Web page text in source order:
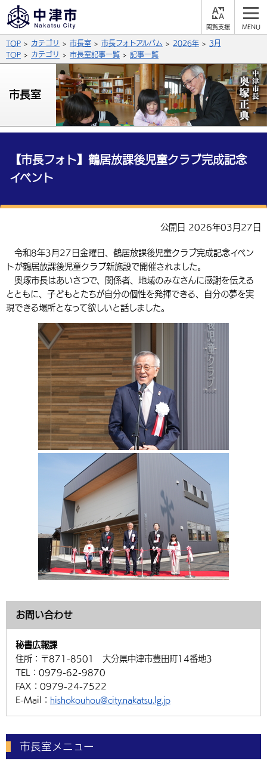
支
背景色
青 白
文字の大きさ
拡大 標準 縮小
英語（English） 中国語（簡体字）
中国語（繁体字） 韓国語（한국어）
組織案内
公式SNS
X (Twitter) YouTube
サイト内検索
総合メニュー
くらしの情報
届出・登録・証明 保険・年金
健康・予防
税金 住宅・インフラ
環境・衛生 生涯学習・スポーツ・人権
選挙 外国人の方向け情報
事業者の方へ
産業・雇用
農林水産業 税金
都市整備
施設情報 子どもを預ける
手当・助成 健康・医療
相談・支援・情報 計画・施策
観光・移住
観光なび スポットを探す
遊ぶ・体験する グルメ・食べる
買う・おみやげ 四季のイベント・祭り
移住・定住
市政情報
中津市について 市役所の紹介
地方創生・地域活性化
行政・計画
TOP カテゴリ 市長室 市長フォトアルバム 2026年
3月
TOP
カテゴリ 市長室記事一覧 記事一覧
市長室
【市長フォト】鶴居放課後児童クラブ完成記念
イベント
公開日 2026年03月27日
令和8年3月27日金曜日、鶴居放課後児童クラブ完成記念イベン
トが鶴居放課後児童クラブ新施設で開催されました。
奥塚市長はあいさつで、関係者、地域のみなさんに感謝を伝える
とともに、子どもとたちが自分の個性を発揮できる、自分の夢を実
現できる場所となって欲しいと話しました。
お問い合わせ
秘書広報課
住所： 〒871-8501 大分県中津市豊田町14番地3
TEL： 0979-62-9870
FAX： 0979-24-7522
E-Mail： hishokouhou@city.nakatsu.lg.jp
市長室メニュー